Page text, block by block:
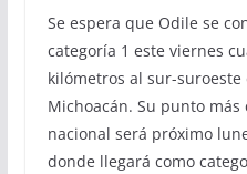
Se espera que Odile se
categoría 1 este viernes
kilómetros al sur-suroeste
Michoacán. Su punto
nacional será próximo
donde llegará como